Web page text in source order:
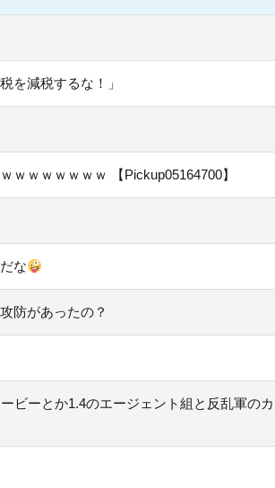
を減税するな！」
ｗｗｗｗｗｗｗ 【Pickup05164700】
な
防があったの？
ビーとか1.4のエージェント組と反乱軍の